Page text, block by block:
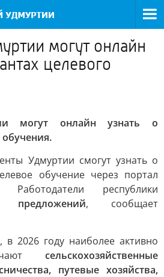
могут онлайн
целевого
могут онлайн узнать о
обучения.
Удмуртии смогут узнать о
обучение через портал
Работодатели республики
предложений, сообщает
2026 году наиболее активно
сельскохозяйственные
путевые хозяйства,